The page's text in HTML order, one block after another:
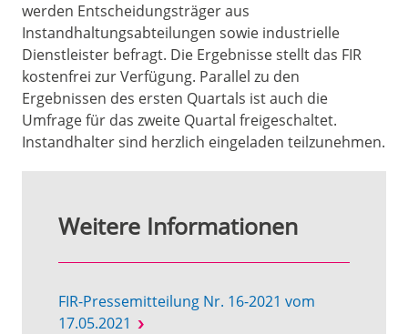
werden Entscheidungsträger aus
Instandhaltungsabteilungen sowie industrielle
Dienstleister befragt. Die Ergebnisse stellt das FIR
kostenfrei zur Verfügung. Parallel zu den
Ergebnissen des ersten Quartals ist auch die
Umfrage für das zweite Quartal freigeschaltet.
Instandhalter sind herzlich eingeladen teilzunehmen.
Weitere Informationen
FIR-Pressemitteilung Nr. 16-2021 vom
17.05.2021